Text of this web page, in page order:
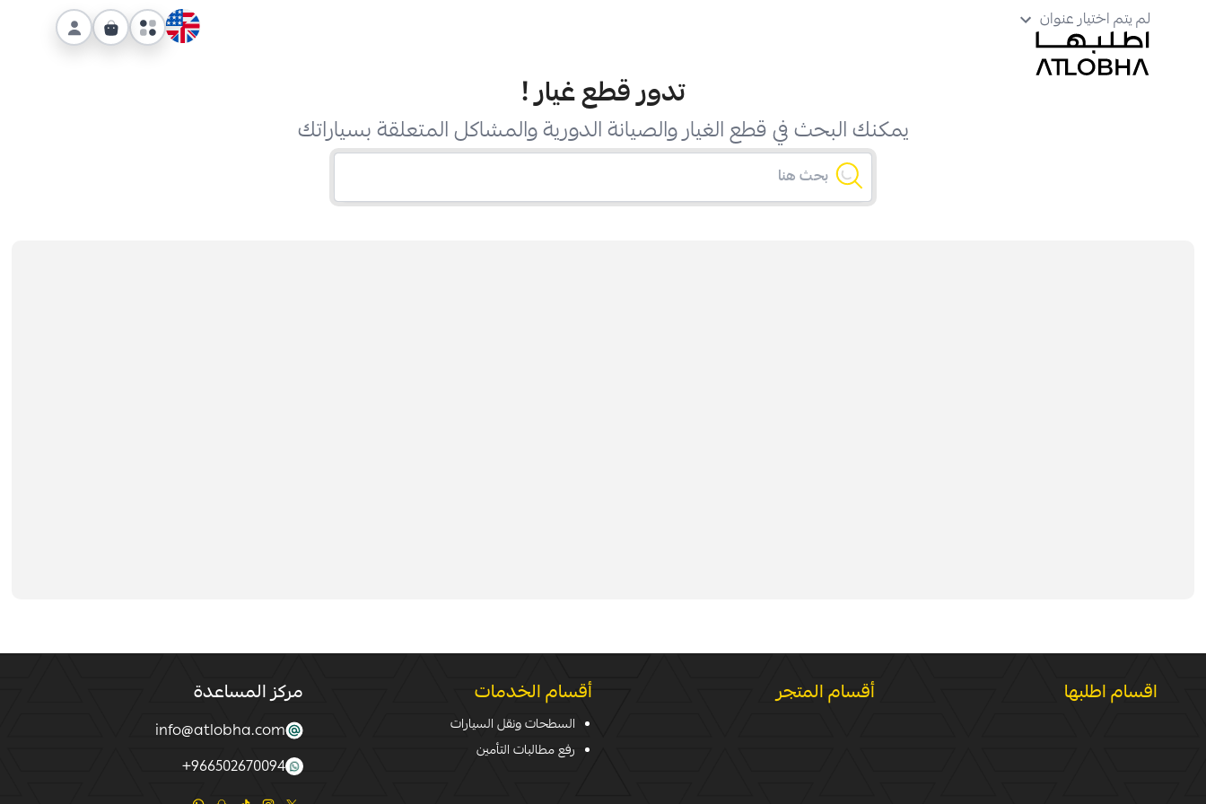
لم يتم اختيار عنوان
تدور قطع غيار!
يمكنك البحث في قطع الغيار والصيانة الدورية والمشاكل المتعلقة بسياراتك
اقسام اطلبها أقسام المتجر أقسام الخدمات
السطحات ونقل السيارات
رفع مطالبات التأمين
مركز المساعدة
info@atlobha.com
966502670094
+